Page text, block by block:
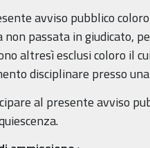
avviso pubblico
non passata in giudicato,
altresì esclusi coloro il
disciplinare presso
al presente avviso